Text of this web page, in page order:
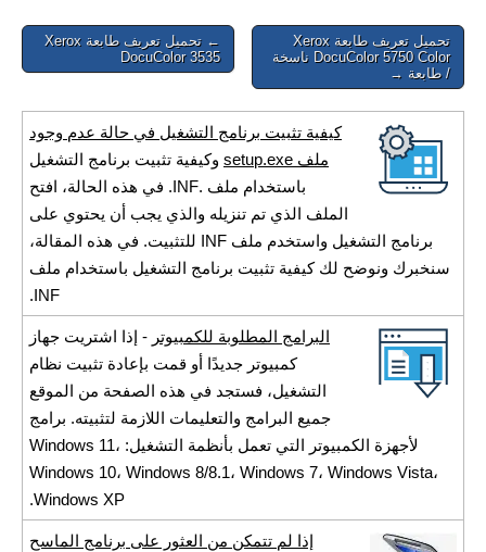
Post
navigation
← تحميل تعريف طابعة Xerox
DocuColor 3535
تحميل تعريف طابعة Xerox
DocuColor 5750 Color ناسخة
/ طابعة →
كيفية تثبيت برنامج التشغيل في حالة عدم وجود
ملف setup.exe
وكيفية تثبيت برنامج التشغيل
باستخدام ملف .INF. في هذه الحالة، افتح
الملف الذي تم تنزيله والذي يجب أن يحتوي على
برنامج التشغيل واستخدم ملف INF للتثبيت. في هذه المقالة،
سنخبرك ونوضح لك كيفية تثبيت برنامج التشغيل باستخدام ملف
INF.
البرامج المطلوبة للكمبيوتر - إذا اشتريت جهاز
كمبيوتر جديدًا أو قمت بإعادة تثبيت نظام
التشغيل، فستجد في هذه الصفحة من الموقع
جميع البرامج والتعليمات اللازمة لتثبيته. برامج
لأجهزة الكمبيوتر التي تعمل بأنظمة التشغيل: Windows 11،
Windows 10، Windows 8/8.1، Windows 7، Windows Vista،
Windows XP.
إذا لم تتمكن من العثور على برنامج الماسح